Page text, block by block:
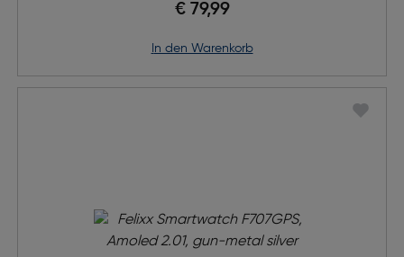
€ 79,99
in den Warenkorb